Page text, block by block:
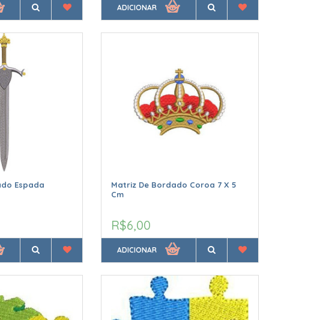
ADICIONAR
Espada
Matriz De Bordado Coroa 7 X 5
Cm
R$6,00
ADICIONAR